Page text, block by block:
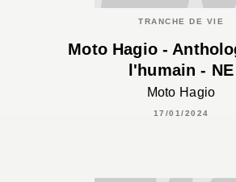
TRANCHE DE VIE
Moto Hagio -
l'humain - NE
Moto Hagio
17/01/2024